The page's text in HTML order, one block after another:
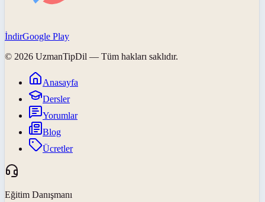
İndirGoogle Play
© 2026 UzmanTipDil — Tüm hakları saklıdır.
Anasayfa
Dersler
Yorumlar
Blog
Ücretler
Eğitim Danışmanı